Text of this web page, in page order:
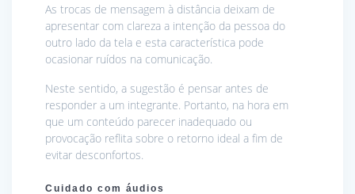
As trocas de mensagem à distância deixam de
apresentar com clareza a intenção da pessoa do
outro lado da tela e esta característica pode
ocasionar ruídos na comunicação.
Neste sentido, a sugestão é pensar antes de
responder a um integrante. Portanto, na hora em
que um conteúdo parecer inadequado ou
provocação reflita sobre o retorno ideal a fim de
evitar desconfortos.
Cuidado com áudios